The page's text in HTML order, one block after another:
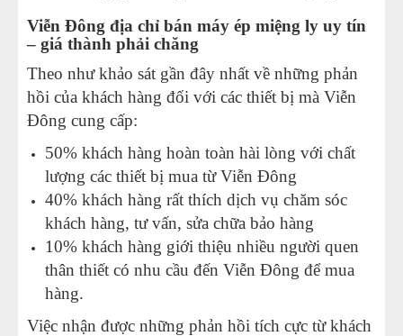
Viễn Đông địa chỉ bán máy ép miệng ly uy tín
– giá thành phải chăng
Theo như khảo sát gần đây nhất về những phản
hồi của khách hàng đối với các thiết bị mà Viễn
Đông cung cấp:
50% khách hàng hoàn toàn hài lòng với chất
lượng các thiết bị mua từ Viễn Đông
40% khách hàng rất thích dịch vụ chăm sóc
khách hàng, tư vấn, sửa chữa bảo hàng
10% khách hàng giới thiệu nhiều người quen
thân thiết có nhu cầu đến Viễn Đông để mua
hàng.
Việc nhận được những phản hồi tích cực từ khách